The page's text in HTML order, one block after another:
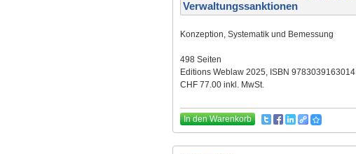
Verwaltungssanktionen
Konzeption, Systematik und Bemessung
498 Seiten
Editions Weblaw 2025, ISBN 9783039163014
CHF 77.00 inkl. MwSt.
In den Warenkorb